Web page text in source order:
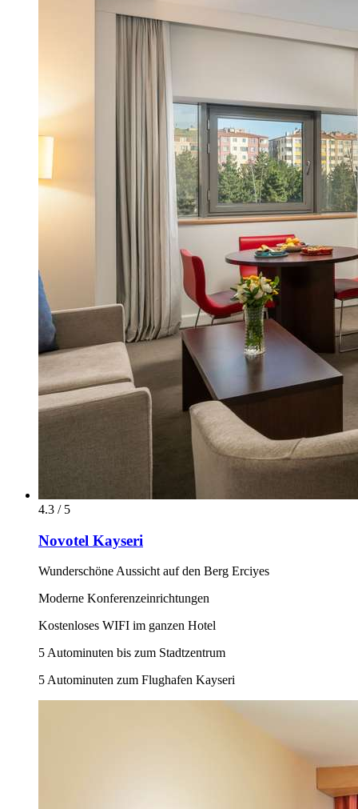
4.3 / 5
Novotel Kayseri
Wunderschöne Aussicht auf den Berg Erciyes
Moderne Konferenzeinrichtungen
Kostenloses WIFI im ganzen Hotel
5 Autominuten bis zum Stadtzentrum
5 Autominuten zum Flughafen Kayseri